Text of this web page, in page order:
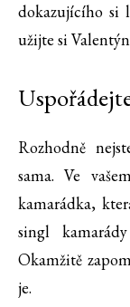
dokazujícího si
užijte si
Rozhodně
sama. Ve
kamarádka,
singl
Okamžitě
je.